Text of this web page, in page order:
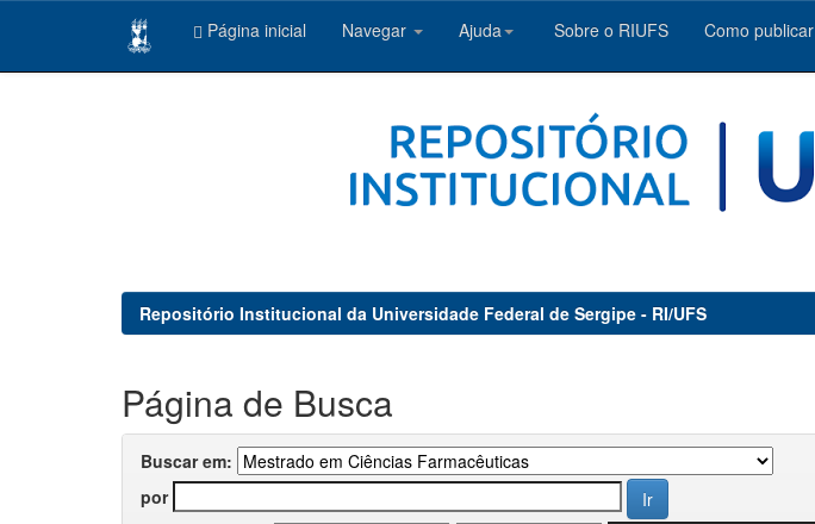
Página inicial Navegar Ajuda Sobre o RIUFS Como publicar
Repositório Institucional da Universidade Federal de Sergipe - RI/UFS
Página de Busca
Buscar em:
por